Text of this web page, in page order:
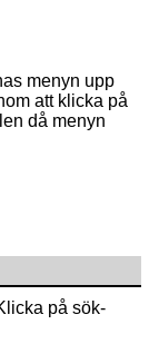
menyn upp
att klicka på
då menyn
på sök-